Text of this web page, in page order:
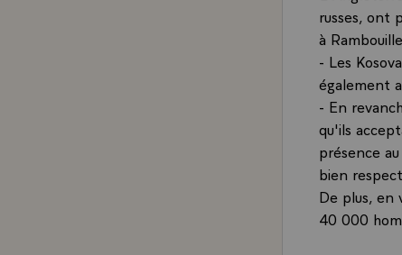
russes, ont
à
- Les
également
- En
qu'ils
présence
bien
De plus, en
40 000